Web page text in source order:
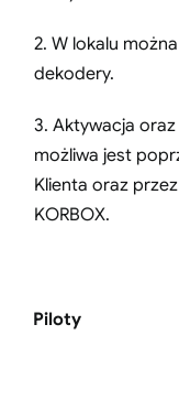
2. W lokalu
dekodery.
3. Aktywacja
możliwa jest
Klienta oraz
KORBOX.
Piloty